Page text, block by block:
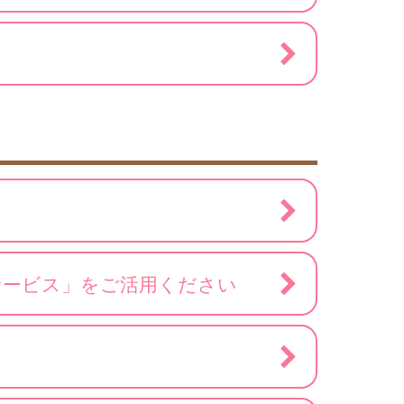
ビス」をご活用ください